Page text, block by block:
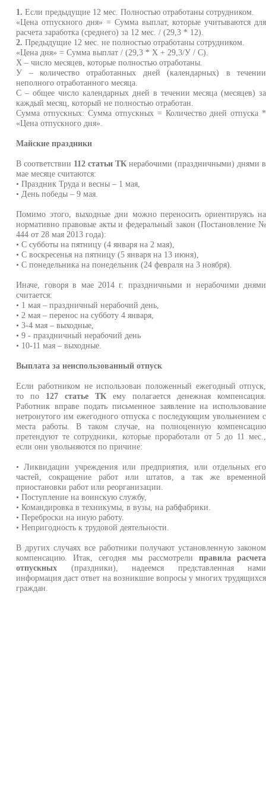
1. Если предыдущие 12 мес. Полностью отработаны сотрудником.
«Цена отпускного дня» = Сумма выплат, которые учитываются для
расчета заработка (среднего) за 12 мес. / (29,3 * 12).
2. Предыдущие 12 мес. не полностью отработаны сотрудником.
«Цена дня» = Сумма выплат / (29,3 * Х + 29,3/У / С).
Х – число месяцев, которые полностью отработаны.
У – количество отработанных дней (календарных) в течении
неполного отработанного месяца.
С – общее число календарных дней в течении месяца (месяцев) за
каждый месяц, который не полностью отработан.
Сумма отпускных: Сумма отпускных = Количество дней отпуска *
«Цена отпускного дня».
Майские праздники
В соответствии 112 статьи ТК нерабочими (праздничными) днями в
мае месяце считаются:
• Праздник Труда и весны – 1 мая,
• День победы – 9 мая.
Помимо этого, выходные дни можно переносить ориентируясь на
нормативно правовые акты и федеральный закон (Постановление №
444 от 28 мая 2013 года):
• С субботы на пятницу (4 января на 2 мая),
• С воскресенья на пятницу (5 января на 13 июня),
• С понедельника на понедельник (24 февраля на 3 ноября).
Иначе, говоря в мае 2014 г. праздничными и нерабочими днями
считается:
• 1 мая – праздничный нерабочий день,
• 2 мая – перенос на субботу 4 января,
• 3-4 мая – выходные,
• 9 - праздничный нерабочий день
• 10-11 мая – выходные.
Выплата за неиспользованный отпуск
Если работником не использован положенный ежегодный отпуск,
то по 127 статье ТК ему полагается денежная компенсация.
Работник вправе подать письменное заявление на использование
нетронутого им ежегодного отпуска с последующим увольнением с
места работы. В таком случае, на полноценную компенсацию
претендуют те сотрудники, которые проработали от 5 до 11 мес.,
если они увольняются по причине:
• Ликвидации учреждения или предприятия, или отдельных его
частей, сокращение работ или штатов, а так же временной
приостановки работ или реорганизации.
• Поступление на воинскую службу,
• Командировка в техникумы, в вузы, на рабфабрики.
• Переброски на иную работу.
• Непригодность к трудовой деятельности.
В других случаях все работники получают установленную законом
компенсацию. Итак, сегодня мы рассмотрелиправила расчета
отпускных (праздники), надеемся представленная нами
информация даст ответ на возникшие вопросы у многих трудящихся
граждан.